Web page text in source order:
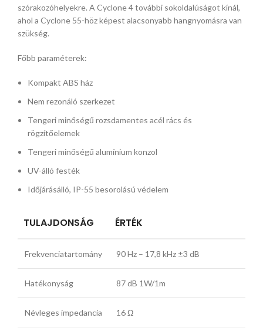
szórakozóhelyekre. A Cyclone 4 további sokoldalúságot kínál,
ahol a Cyclone 55-höz képest alacsonyabb hangnyomásra van
szükség.
Főbb paraméterek:
Kompakt ABS ház
Nem rezonáló szerkezet
Tengeri minőségű rozsdamentes acél rács és
rögzítőelemek
Tengeri minőségű alumínium konzol
UV-álló festék
Időjárásálló, IP-55 besorolású védelem
TULAJDONSÁG ÉRTÉK
Frekvenciatartomány 90 Hz – 17,8 kHz ±3 dB
Hatékonyság 87 dB 1W/1m
Névleges impedancia 16 Ω